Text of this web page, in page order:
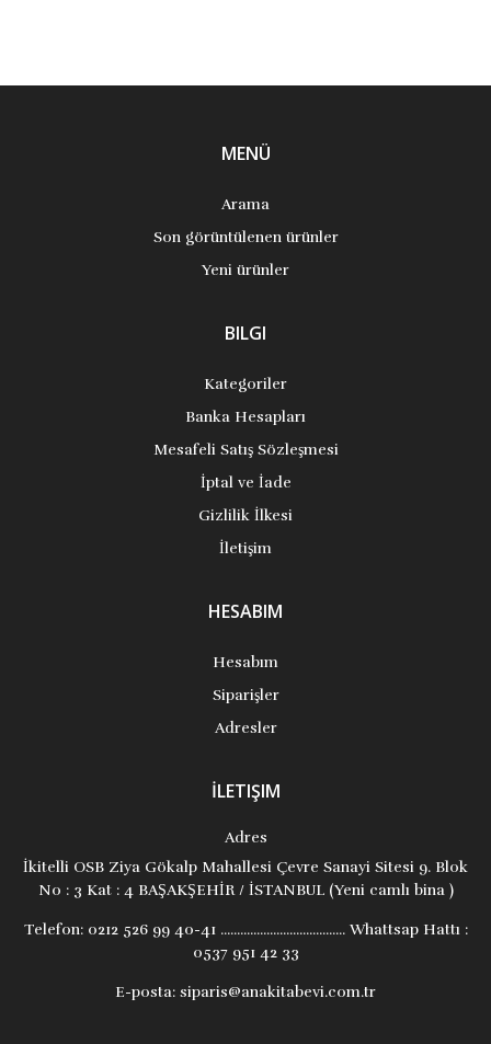
MENÜ
Arama
Son görüntülenen ürünler
Yeni ürünler
BILGI
Kategoriler
Banka Hesapları
Mesafeli Satış Sözleşmesi
İptal ve İade
Gizlilik İlkesi
İletişim
HESABIM
Hesabım
Siparişler
Adresler
İLETIŞIM
Adres
İkitelli OSB Ziya Gökalp Mahallesi Çevre Sanayi Sitesi 9. Blok
No : 3 Kat : 4 BAŞAKŞEHİR / İSTANBUL (Yeni camlı bina )
Telefon:0212 526 99 40-41 ...................................... Whattsap Hattı :
0537 951 42 33
E-posta: siparis@anakitabevi.com.tr